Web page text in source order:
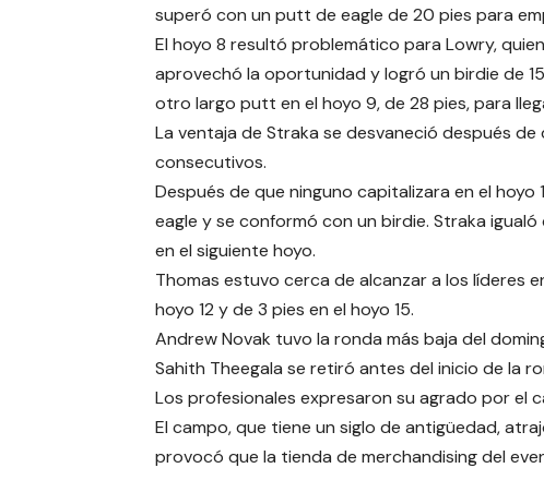
superó con un putt de eagle de 20 pies para
El hoyo 8 resultó problemático para Lowry,
aprovechó la oportunidad y logró un birdie de
otro largo putt en el hoyo 9, de 28 pies, para
La ventaja de Straka se desvaneció después
consecutivos.
Después de que ninguno capitalizara en el
eagle y se conformó con un birdie. Straka
en el siguiente hoyo.
Thomas estuvo cerca de alcanzar a los líderes
hoyo 12 y de 3 pies en el hoyo 15.
Andrew Novak tuvo la ronda más baja del
Sahith Theegala se retiró antes del inicio de la
Los profesionales expresaron su agrado por el
El campo, que tiene un siglo de antigüedad,
provocó que la tienda de merchandising del